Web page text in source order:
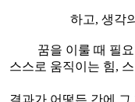
하고, 생각
꿈을 이룰 때 필
스스로 움직이는 힘,
결과가 어떻든 간에